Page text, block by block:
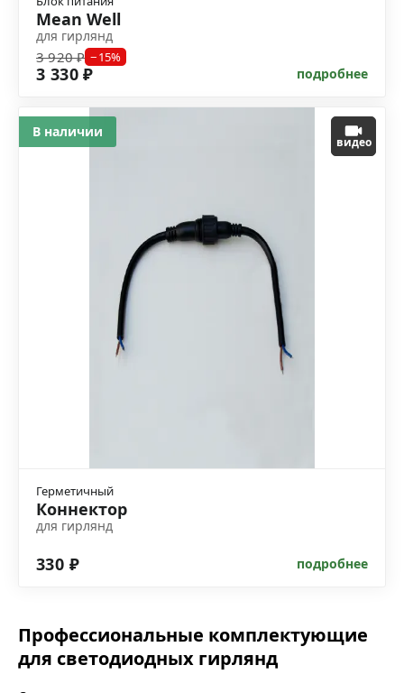
Mean Well
для гирлянд
3 920 ₽ −15%
3 330 ₽ подробнее
видео
Герметичный
Коннектор
для гирлянд
330 ₽ подробнее
В наличии
Профессиональные комплектующие
для светодиодных гирлянд